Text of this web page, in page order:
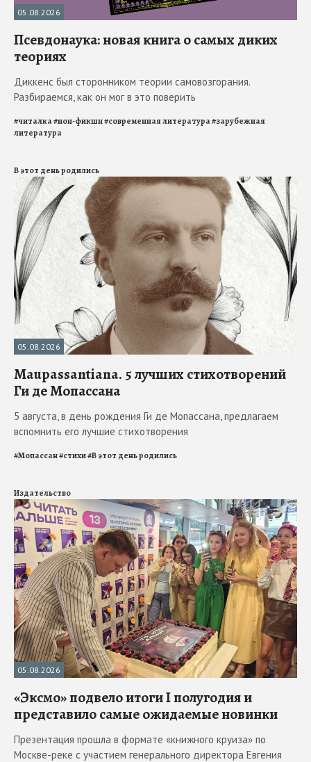
05.08.2026
Псевдонаука: новая книга о самых диких
теориях
Диккенс был сторонником теории самовозгорания.
Разбираемся, как он мог в это поверить
#читалка#нон-фикшн#современная литература#зарубежная
литература
В этот день родились
05.08.2026
Maupassantiana. 5 лучших стихотворений
Ги де Мопассана
5 августа, в день рождения Ги де Мопассана, предлагаем
вспомнить его лучшие стихотворения
#Мопассан#стихи#В этот день родились
Издательство
05.08.2026
«Эксмо» подвело итоги I полугодия и
представило самые ожидаемые новинки
Презентация прошла в формате «книжного круиза» по
Москве-реке с участием генерального директора Евгения